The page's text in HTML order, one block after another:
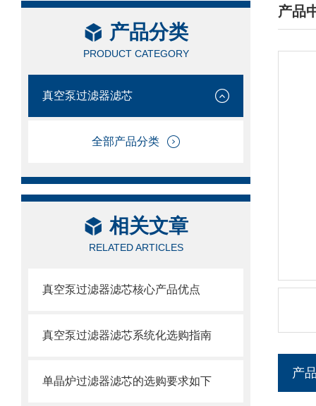
产品分类
PRODUCT CATEGORY
真空泵过滤器滤芯
全部产品分类
相关文章
RELATED ARTICLES
真空泵过滤器滤芯核心产品优点
真空泵过滤器滤芯系统化选购指南
单晶炉过滤器滤芯的选购要求如下
产品
/
产